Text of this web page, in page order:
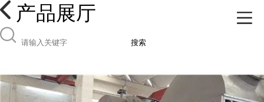
产品展厅
搜索